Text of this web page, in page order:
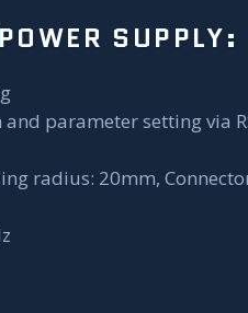
SUPPLY:
parameter setting via
radius: 20mm,